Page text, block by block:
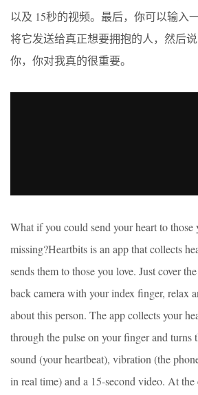
以及 15秒的视频。最后，你可以输入
将它发送给真正想要拥抱的人，然后
你，你对我真的很重要。
What if you could send your heart to those
missing?Heartbits is an app that collects
sends them to those you love. Just cover the
back camera with your index finger, relax
about this person. The app collects your
through the pulse on your finger and turns
sound (your heartbeat), vibration (the
in real time) and a 15-second video. At